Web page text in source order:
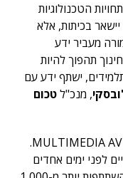
הטכנולוגיות
בכיתות, אלא
מעביר ידע
תהפוך להיות
ישתף ידע עם
, מנכ"לטכום
ברוסילובסקי קלי דיבר בכנס MULTIMEDIA AVTLV 2017.
לפני ימים אחדים